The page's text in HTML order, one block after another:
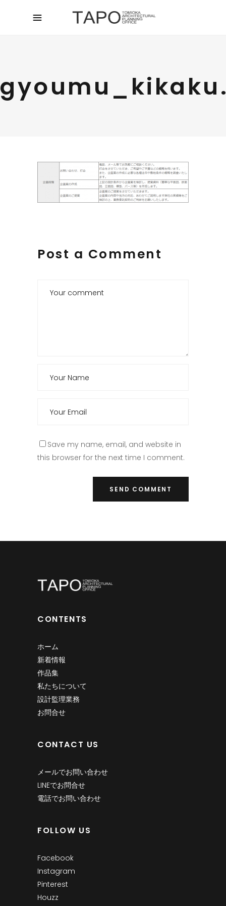
Post a Comment
Save my name, email, and website in
this browser for the next time I comment.
CONTENTS
ホーム
新着情報
作品集
私たちについて
設計監理業務
お問合せ
CONTACT US
メールでお問い合わせ
LINEでお問合せ
電話でお問い合わせ
FOLLOW US
Facebook
Instagram
Pinterest
Houzz